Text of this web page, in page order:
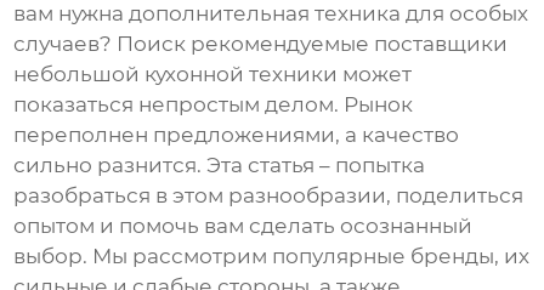
вам нужна дополнительная техника для особых
случаев? Поиск рекомендуемые поставщики
небольшой кухонной техники может
показаться непростым делом. Рынок
переполнен предложениями, а качество
сильно разнится. Эта статья – попытка
разобраться в этом разнообразии, поделиться
опытом и помочь вам сделать осознанный
выбор. Мы рассмотрим популярные бренды, их